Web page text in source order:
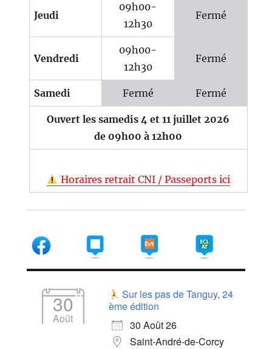
Jeudi
09h00-
12h30
Fermé
Vendredi
09h00-
12h30
Fermé
Samedi Fermé Fermé
Ouvert les samedis 4 et 11 juillet 2026
de 09h00 à 12h00
Horaires retrait CNI / Passeports ici
30
Août
Sur les pas de Tanguy, 24
ème édition
30 Août 26
Saint-André-de-Corcy